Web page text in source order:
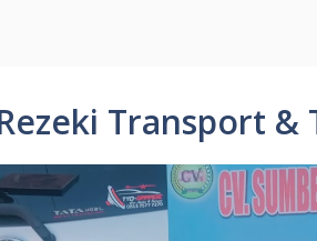
Transport &